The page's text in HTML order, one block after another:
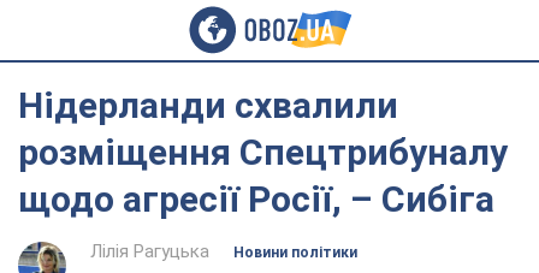
Нідерланди схвалили
розміщення Спецтрибуналу
щодо агресії Росії, – Сибіга
Лілія Рагуцька
Новини політики